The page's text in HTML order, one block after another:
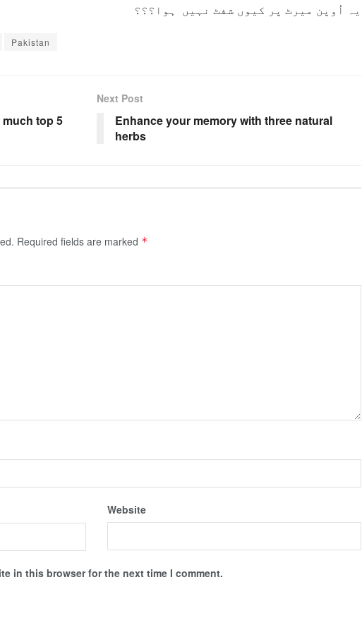
یہ اُوپن میرٹ پر کیوں شفٹ نہیں ہوا؟؟؟
Pakistan
top 5
Next Post
Enhance your memory with three natural
herbs
Required fields are marked *
Website
in this browser for the next time I comment.